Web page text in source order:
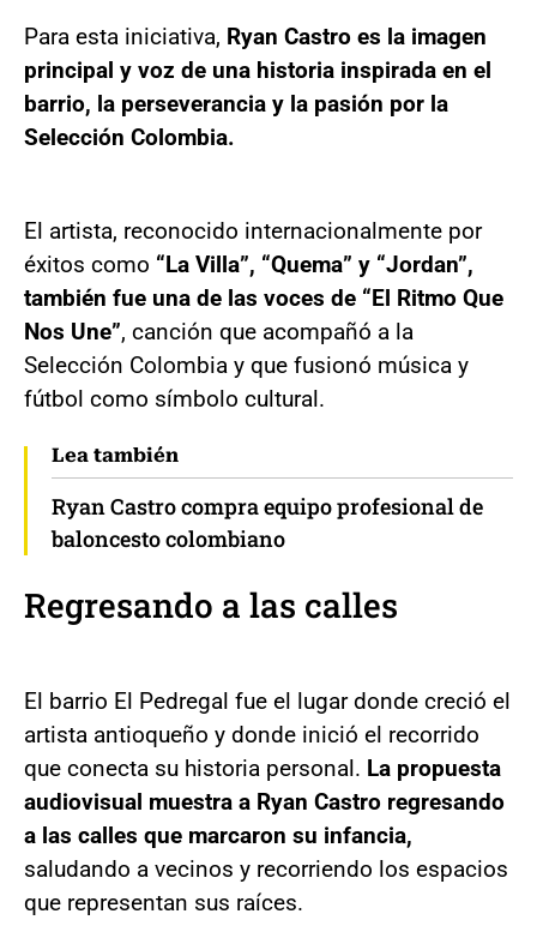
Para esta iniciativa, Ryan Castro es la imagen
principal y voz de una historia inspirada en el
barrio, la perseverancia y la pasión por la
Selección Colombia.
El artista, reconocido internacionalmente por
éxitos como “La Villa”, “Quema” y “Jordan”,
también fue una de las voces de “El Ritmo Que
Nos Une”, canción que acompañó a la
Selección Colombia y que fusionó música y
fútbol como símbolo cultural.
Lea también
Ryan Castro compra equipo profesional de
baloncesto colombiano
Regresando a las calles
El barrio El Pedregal fue el lugar donde creció el
artista antioqueño y donde inició el recorrido
que conecta su historia personal. La propuesta
audiovisual muestra a Ryan Castro regresando
a las calles que marcaron su infancia,
saludando a vecinos y recorriendo los espacios
que representan sus raíces.